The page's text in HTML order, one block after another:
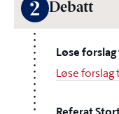
2 Debatt
Løse
Løse forslag